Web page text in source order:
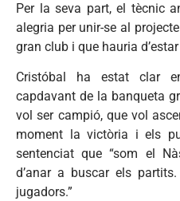
Per la seva part, el tècnic
alegria per unir-se al
gran club i que hauria
Cristóbal ha estat clar
capdavant de la banqueta
vol ser campió, que vol
moment la victòria i els
sentenciat que “som el
d’anar a buscar els
jugadors.”